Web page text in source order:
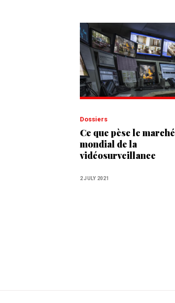
Dossiers
Ce que pèse le marché
mondial de la
vidéosurveillance
2 JULY 2021